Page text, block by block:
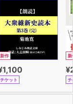
新作
チケット
新
チ